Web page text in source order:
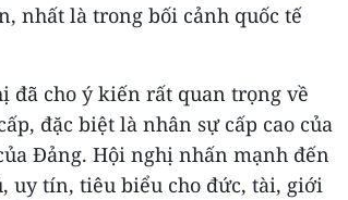
nhất là trong bối cảnh quốc tế
đã cho ý kiến rất quan trọng về
đặc biệt là nhân sự cấp cao của
Đảng. Hội nghị nhấn mạnh đến
uy tín, tiêu biểu cho đức, tài, giới